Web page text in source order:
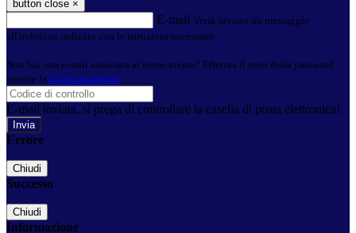
button close ×
E-mail Verrà inviato un messaggio
all'indirizzo indicato con le istruzioni necessarie.
Non hai una e-mail associata al nome utente? Effettua il reset della password
tramite la Login Spaggiari
E-mail inviata, si prega di controllare la casella di posta elettronica!
Errore
Chiudi
Successo
Chiudi
Informazione